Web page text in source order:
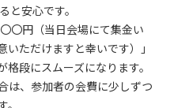
と安心です。
〇円（当日会場にて集金い
ただけますと幸いです）」
段にスムーズになります。
は、参加者の会費に少しずつ